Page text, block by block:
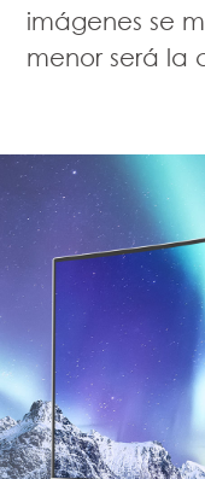
imágenes se
menor será la